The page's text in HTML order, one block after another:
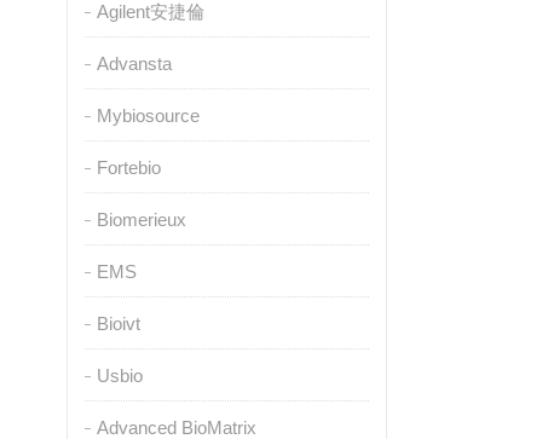
Agilent安捷倫
Advansta
Mybiosource
Fortebio
Biomerieux
EMS
Bioivt
Usbio
Advanced BioMatrix